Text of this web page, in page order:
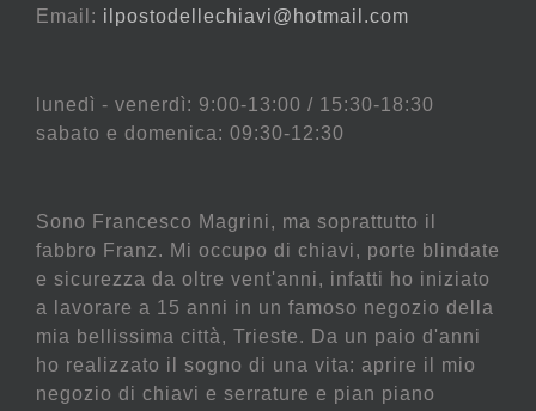
Email: ilpostodellechiavi@hotmail.com
lunedì - venerdì: 9:00-13:00 / 15:30-18:30
sabato e domenica: 09:30-12:30
Sono Francesco Magrini, ma soprattutto il
fabbro Franz. Mi occupo di chiavi, porte blindate
e sicurezza da oltre vent'anni, infatti ho iniziato
a lavorare a 15 anni in un famoso negozio della
mia bellissima città, Trieste. Da un paio d'anni
ho realizzato il sogno di una vita: aprire il mio
negozio di chiavi e serrature e pian piano